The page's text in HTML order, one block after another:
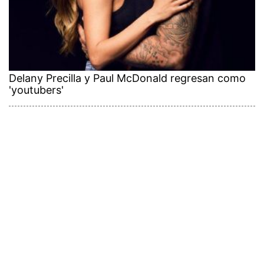
Delany Precilla y Paul McDonald regresan como
'youtubers'